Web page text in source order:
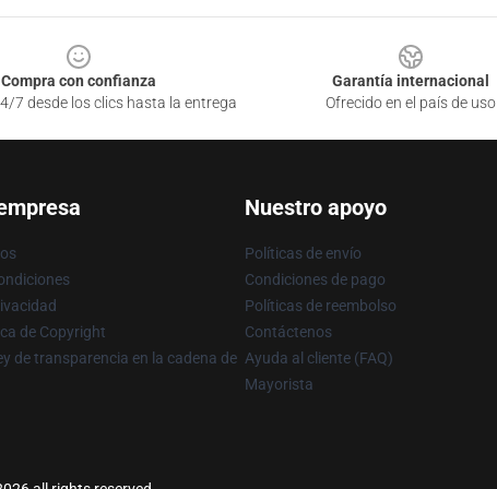
Compra con confianza
7 desde los clics hasta la entrega
Garantía internacional
Ofrecido en el país de uso
de Copyright
de transparencia en la cadena de
Nuestro apoyo
Políticas de envío
Condiciones de pago
Políticas de reembolso
Contáctenos
Ayuda al cliente (FAQ)
Mayorista